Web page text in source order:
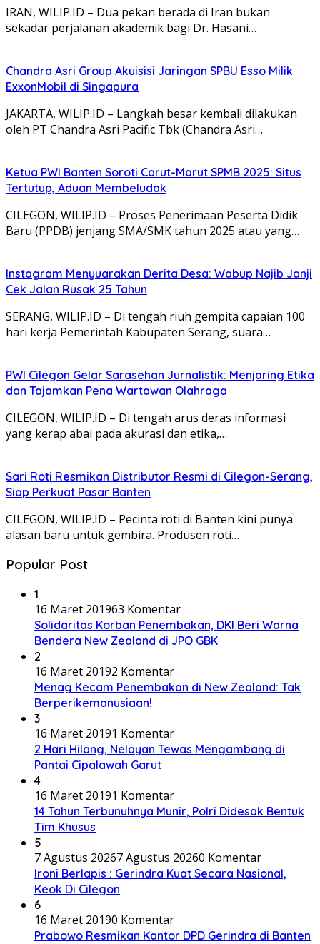
IRAN, WILIP.ID – Dua pekan berada di Iran bukan
sekadar perjalanan akademik bagi Dr. Hasani…
Chandra Asri Group Akuisisi Jaringan SPBU Esso Milik
ExxonMobil di Singapura
JAKARTA, WILIP.ID – Langkah besar kembali dilakukan
oleh PT Chandra Asri Pacific Tbk (Chandra Asri…
Ketua PWI Banten Soroti Carut-Marut SPMB 2025: Situs
Tertutup, Aduan Membeludak
CILEGON, WILIP.ID – Proses Penerimaan Peserta Didik
Baru (PPDB) jenjang SMA/SMK tahun 2025 atau yang…
Instagram Menyuarakan Derita Desa: Wabup Najib Janji
Cek Jalan Rusak 25 Tahun
SERANG, WILIP.ID – Di tengah riuh gempita capaian 100
hari kerja Pemerintah Kabupaten Serang, suara…
PWI Cilegon Gelar Sarasehan Jurnalistik: Menjaring Etika
dan Tajamkan Pena Wartawan Olahraga
CILEGON, WILIP.ID – Di tengah arus deras informasi
yang kerap abai pada akurasi dan etika,…
Sari Roti Resmikan Distributor Resmi di Cilegon-Serang,
Siap Perkuat Pasar Banten
CILEGON, WILIP.ID – Pecinta roti di Banten kini punya
alasan baru untuk gembira. Produsen roti…
Popular Post
1
16 Maret 201963 Komentar
Solidaritas Korban Penembakan, DKI Beri Warna
Bendera New Zealand di JPO GBK
2
16 Maret 20192 Komentar
Menag Kecam Penembakan di New Zealand: Tak
Berperikemanusiaan!
3
16 Maret 20191 Komentar
2 Hari Hilang, Nelayan Tewas Mengambang di
Pantai Cipalawah Garut
4
16 Maret 20191 Komentar
14 Tahun Terbunuhnya Munir, Polri Didesak Bentuk
Tim Khusus
5
7 Agustus 20267 Agustus 20260 Komentar
Ironi Berlapis : Gerindra Kuat Secara Nasional,
Keok Di Cilegon
6
16 Maret 20190 Komentar
Prabowo Resmikan Kantor DPD Gerindra di Banten